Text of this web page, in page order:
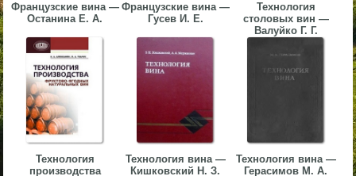
Французские вина —
Останина Е. А.
Французские вина —
Гусев И. Е.
Технология
столовых вин —
Валуйко Г. Г.
Технология
производства
Технология вина —
Кишковский Н. З.
Технология вина —
Герасимов М. А.
▼